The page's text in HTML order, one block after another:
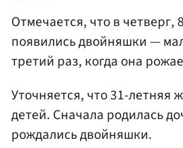
Отмечается, что в четверг,
появились двойняшки —
третий раз, когда она
Уточняется, что 31-летняя
детей. Сначала родилась
рождались двойняшки.